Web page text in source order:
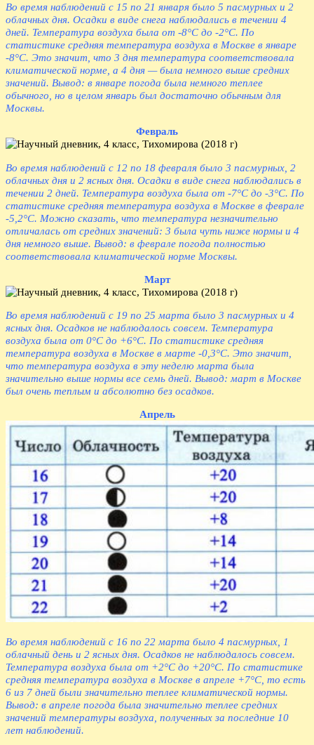
Во время наблюдений с 15 по 21 января было 5 пасмурных и 2
облачных дня. Осадки в виде снега наблюдались в течении 4
дней. Температура воздуха была от -8°С до -2°С. По
статистике средняя температура воздуха в Москве в январе
-8°С. Это значит, что 3 дня температура соответствовала
климатической норме, а 4 дня — была немного выше средних
значений. Вывод: в январе погода была немного теплее
обычного, но в целом январь был достаточно обычным для
Москвы.
Февраль
Во время наблюдений с 12 по 18 февраля было 3 пасмурных, 2
облачных дня и 2 ясных дня. Осадки в виде снега наблюдались в
течении 2 дней. Температура воздуха была от -7°С до -3°С. По
статистике средняя температура воздуха в Москве в феврале
-5,2°С. Можно сказать, что температура незначительно
отличалась от средних значений: 3 была чуть ниже нормы и 4
дня немного выше. Вывод: в феврале погода полностью
соответствовала климатической норме Москвы.
Март
Во время наблюдений с 19 по 25 марта было 3 пасмурных и 4
ясных дня. Осадков не наблюдалось совсем. Температура
воздуха была от 0°С до +6°С. По статистике средняя
температура воздуха в Москве в марте -0,3°С. Это значит,
что температура воздуха в эту неделю марта была
значительно выше нормы все семь дней. Вывод: март в Москве
был очень теплым и абсолютно без осадков.
Апрель
Во время наблюдений с 16 по 22 марта было 4 пасмурных, 1
облачный день и 2 ясных дня. Осадков не наблюдалось совсем.
Температура воздуха была от +2°С до +20°С. По статистике
средняя температура воздуха в Москве в апреле +7°С, то есть
6 из 7 дней были значительно теплее климатической нормы.
Вывод: в апреле погода была значительно теплее средних
значений температуры воздуха, полученных за последние 10
лет наблюдений.